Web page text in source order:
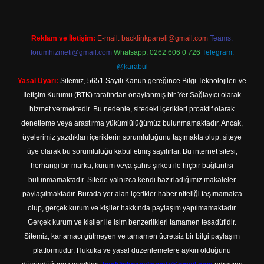
Reklam ve İletişim: E-mail: backlinkpaneli@gmail.com Teams:
forumhizmeti@gmail.com Whatsapp: 0262 606 0 726 Telegram:
@karabul
Yasal Uyarı: Sitemiz, 5651 Sayılı Kanun gereğince Bilgi Teknolojileri ve
İletişim Kurumu (BTK) tarafından onaylanmış bir Yer Sağlayıcı olarak
hizmet vermektedir. Bu nedenle, sitedeki içerikleri proaktif olarak
denetleme veya araştırma yükümlülüğümüz bulunmamaktadır. Ancak,
üyelerimiz yazdıkları içeriklerin sorumluluğunu taşımakta olup, siteye
üye olarak bu sorumluluğu kabul etmiş sayılırlar. Bu internet sitesi,
herhangi bir marka, kurum veya şahıs şirketi ile hiçbir bağlantısı
bulunmamaktadır. Sitede yalnızca kendi hazırladığımız makaleler
paylaşılmaktadır. Burada yer alan içerikler haber niteliği taşımamakta
olup, gerçek kurum ve kişiler hakkında paylaşım yapılmamaktadır.
Gerçek kurum ve kişiler ile isim benzerlikleri tamamen tesadüfidir.
Sitemiz, kar amacı gütmeyen ve tamamen ücretsiz bir bilgi paylaşım
platformudur. Hukuka ve yasal düzenlemelere aykırı olduğunu